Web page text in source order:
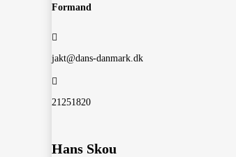
Formand
jakt@dans-danmark.dk
21251820
Hans Skou